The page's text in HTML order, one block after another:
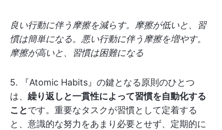
良い行動に伴う摩擦を減らす。摩擦が低いと、習
慣は簡単になる。悪い行動に伴う摩擦を増やす。
摩擦が高いと、習慣は困難になる
5. 『Atomic Habits』の鍵となる原則のひとつ
は、 繰り返しと一貫性によって習慣を自動化する
ことです。重要なタスクが習慣として定着する
と、意識的な努力をあまり必要とせず、定期的に